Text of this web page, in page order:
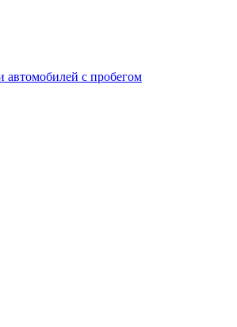
автомобилей с пробегом